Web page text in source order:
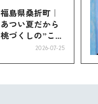
福島県桑折町｜
あつい夏だから
桃づくしの”こお
2026-07-25